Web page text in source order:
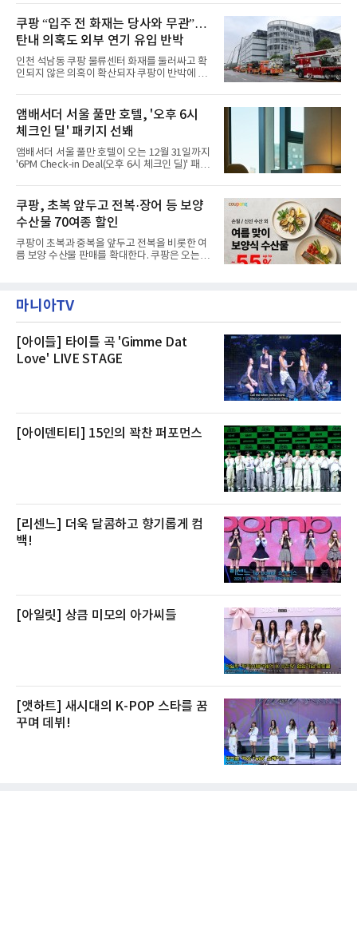
라 극장을 모티브로 한 데코레이션으로 구성됐
다. 무대 공간 및 티켓 박스
필먼트서비스(CFS)가 지난 28일부터 화재 피해
주민을 대상으로 전문 출장 청소서비스 지원에
나섬으로써 본격적인 지역사회 복구 작업이 시
작된 것이다.대피소 주민 중심 청소 접수, 첫날
부터 2가구 지원 완료CFS는 신현초등학교, 신
현북초등학교, 신현여자중학교 등 인천 서해구
관내 임시 대피소 3곳에서 체류해온 화재 피해
민들의 호응 속에 CFS는 즉시 행동에 나섰다. 지
난 28일 오후 전문 청소업체와
쿠팡 “입주 전 화재는 당사와 무관”…
탄내 의혹도 외부 연기 유입 반박
인천 석남동 쿠팡 물류센터 화재를 둘러싸고 확
인되지 않은 의혹이 확산되자 쿠팡이 반박에 나
에 대해서는 외부 화재 연기 유입이라고 설명했
고, 2023년 같은 물류센터에서 발생한 화재에
대해서도 쿠팡 입주 전 공사 과정에서 벌어진 일
이라며 선을 그었다.쿠팡은 21일 인천 물류센터
내부에서 불이 타는 냄새가 났다는 의혹과 관련
해 “사실무근”이라는 입장을 밝혔다.회사 측은
“인근에서 지난 15일 다른 회사에서 발생한 대
것으로 확인됐다”고 설명했다.이어 “정확한 화
재 원인은 추후 조사될
앰배서더 서울 풀만 호텔, '오후 6시
체크인 딜' 패키지 선봬
앰배서더 서울 풀만 호텔이 오는 12월 31일까지
'6PM Check-in Deal(오후 6시 체크인 딜)' 패키
으로 여유로운 저녁 시간부터 호텔 스테이를 시
작할 수 있도록 준비됐다.앰배서더 서울 풀만 호
텔 측은 “퇴근 후 또는 주말 도심 속에서 짧지만
온전한 휴식을 원하는 고객들에게 특별한 경험
을 제공한다”고 밝혔다.패키지는 디럭스와 이그
제큐티브 두 가지 타입으로 구성된다. 디럭스 패
키지는 객실 1박(룸 온리)으로 심플한 호캉스를
스 센터 사우나 2인 이용 혜택이 포함된다.특히
클럽 앰배서더 라운지
쿠팡, 초복 앞두고 전복·장어 등 보양
수산물 70여종 할인
쿠팡이 초복과 중복을 앞두고 전복을 비롯한 여
름 보양 수산물 판매를 확대한다. 쿠팡은 오는
우 등이 포함됐다. 쿠팡은 올해 큰 크기의 전복
생산량이 늘어난 점을 반영해 주요 산지 상품을
전복은 산지에서 채취한 뒤 전국으로 직송되는
방식으로 운영된다. 신선도가 중요한 상품인 만
큼 이르면 다음 날 오전 배송이 가능하도록 물류
마니아TV
[아이들] 타이틀 곡 'Gimme Dat
Love' LIVE STAGE
[아이덴티티] 15인의 꽉찬 퍼포먼스
[리센느] 더욱 달콤하고 향기롭게 컴
백!
[아일릿] 상큼 미모의 아가씨들
[앳하트] 새시대의 K-POP 스타를 꿈
꾸며 데뷔!